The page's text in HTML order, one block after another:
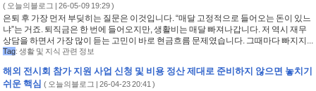
( 오늘의블로그 | 26-05-09 19:29 )
은퇴 후 가장 먼저 부딪히는 질문은 이것입니다. “매달 고정적으로 들어오는 돈이 있느
냐”는 거죠. 퇴직금은 한 번에 들어오지만, 생활비는 매달 빠져나갑니다. 저 역시 재무
상담을 하면서 가장 많이 듣는 고민이 바로 현금흐름 문제였습니다. 그때마다 빠지지...
Tag: 생활 및 지식 관련 정보
해외 전시회 참가 지원 사업 신청 및 비용 정산 제대로 준비하지 않으면 놓치기
쉬운 핵심 ( 오늘의블로그 | 26-04-23 20:41 )